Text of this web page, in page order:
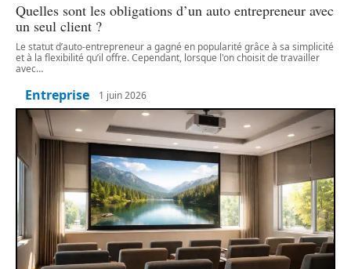
Quelles sont les obligations d’un auto entrepreneur avec
un seul client ?
Le statut d’auto-entrepreneur a gagné en popularité grâce à sa simplicité
et à la flexibilité qu’il offre. Cependant, lorsque l'on choisit de travailler
avec…
Entreprise 1 juin 2026